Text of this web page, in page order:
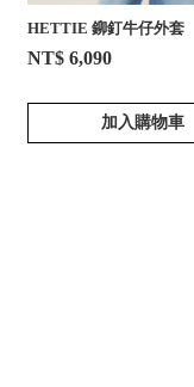
HETTIE 鉚釘牛仔外套
NT$ 6,090
加入購物車